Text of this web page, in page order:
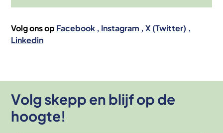
Volg ons op Facebook Instagram
X (Twitter)
Linkedin
Volg skepp en blijf op de
hoogte!